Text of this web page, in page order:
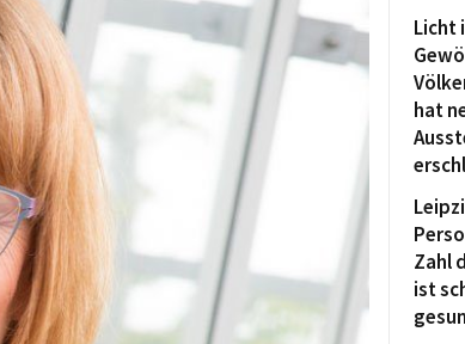
Licht
hat
Zahl
ist